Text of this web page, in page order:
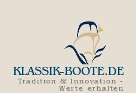
KLASSIK-BOOTE.DE
Tradition & Innovation -
Werte erhalten